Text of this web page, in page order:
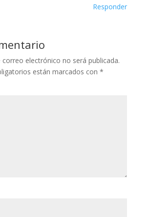
Responder
correo electrónico no será publicada.
están marcados con *